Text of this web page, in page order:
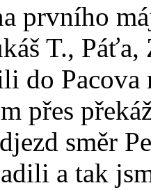
prvního
T., Páťa,
do Pacova
přes
směr
a tak